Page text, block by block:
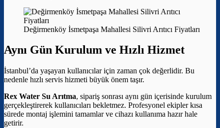
Değirmenköy İsmetpaşa Mahallesi Silivri Arıtıcı Fiyatları
Aynı Gün Kurulum ve Hızlı Hizmet
İstanbul’da yaşayan kullanıcılar için zaman çok değerlidir. Bu
nedenle hızlı servis hizmeti büyük önem taşır.
Rex Water Su Arıtma, sipariş sonrası aynı gün içerisinde kurulum
gerçekleştirerek kullanıcıları bekletmez. Profesyonel ekipler kısa
sürede montaj işlemini tamamlar ve cihazı kullanıma hazır hale
getirir.